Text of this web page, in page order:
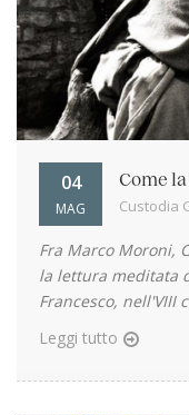
04
MAG
Come
Custodia
Fra Marco Moroni,
la lettura meditata
Francesco, nell'VIII
Leggi tutto